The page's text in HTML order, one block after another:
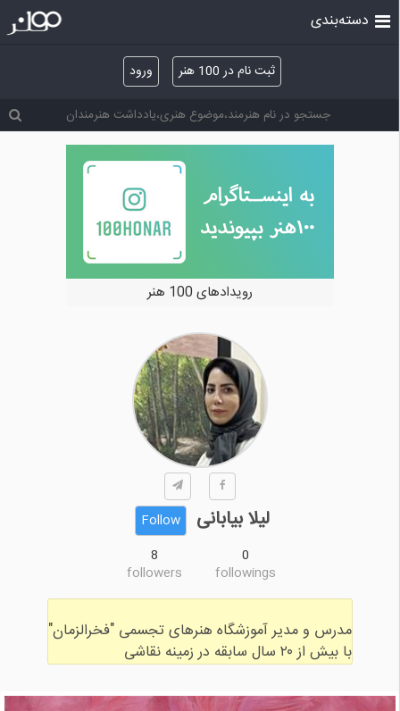
ثبت نام در 100 هنر ورود
دسته‌بندی
رویدادهای 100 هنر
لیلا بیابانی
Follow
0
followings
8
followers
با بیش از ۲۰ سال سابقه در زمینه نقاشی